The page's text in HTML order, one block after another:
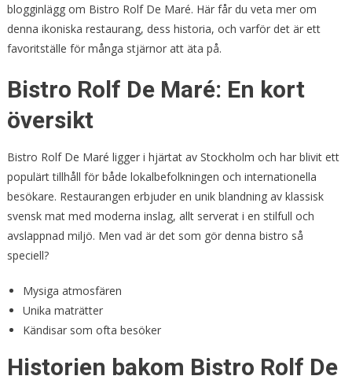
blogginlägg om Bistro Rolf De Maré. Här får du veta mer om
denna ikoniska restaurang, dess historia, och varför det är ett
favoritställe för många stjärnor att äta på.
Bistro Rolf De Maré: En kort
översikt
Bistro Rolf De Maré ligger i hjärtat av Stockholm och har blivit ett
populärt tillhåll för både lokalbefolkningen och internationella
besökare. Restaurangen erbjuder en unik blandning av klassisk
svensk mat med moderna inslag, allt serverat i en stilfull och
avslappnad miljö. Men vad är det som gör denna bistro så
speciell?
Mysiga atmosfären
Unika maträtter
Kändisar som ofta besöker
Historien bakom Bistro Rolf De